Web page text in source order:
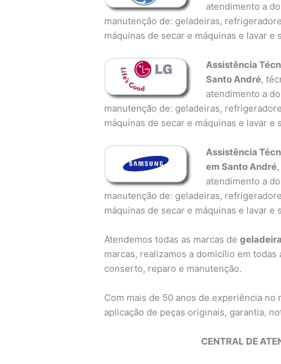
atendimento a
manutenção de: geladeiras,
máquinas de secar e máquinas e lavar e
Assistência
Santo André,
atendimento a
manutenção de: geladeiras,
máquinas de secar e máquinas e lavar e
Assistência
em Santo André,
atendimento a
manutenção de: geladeiras,
máquinas de secar e máquinas e lavar e
Atendemos todas as marcas degeladeira
marcas, realizamos a domicílio em
conserto, reparo e manutenção.
Com mais de 50 anos de experiência no
aplicação de peças originais, garantia,
CENTRAL DE